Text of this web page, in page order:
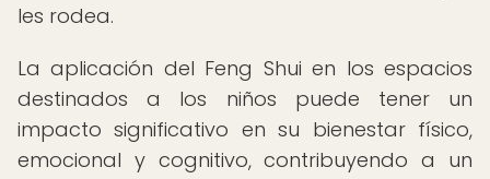
les rodea.
La aplicación del Feng Shui en los espacios
destinados a los niños puede tener un
impacto significativo en su bienestar físico,
emocional y cognitivo, contribuyendo a un